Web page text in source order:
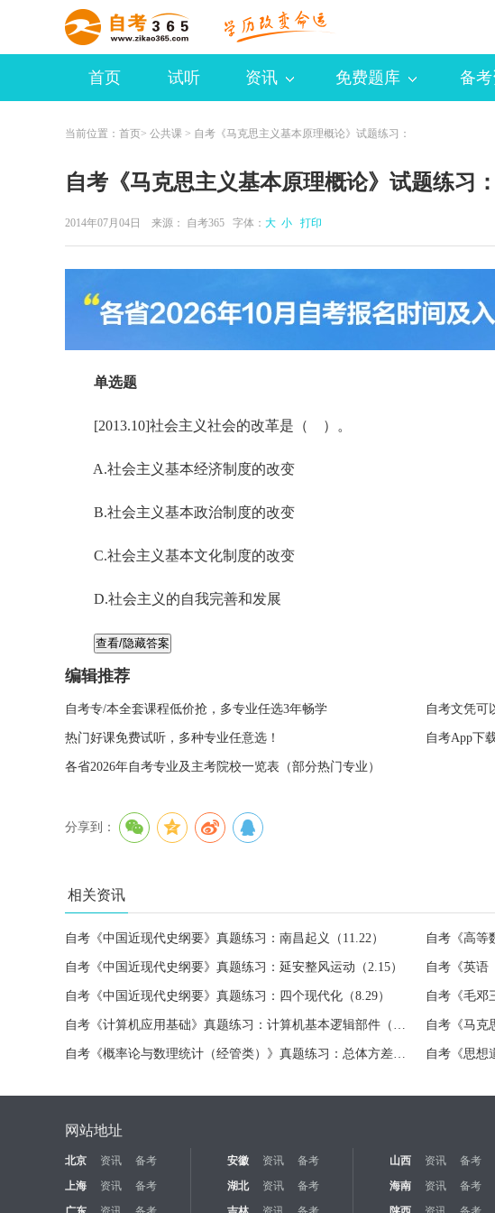
首页 试听 资讯 免费题库 备
当前位置： 首页> 公共课 > 自考《马克思主义基本原理概论》试题练习：
自考《马克思主义基本原理概论》试题练习
2014年07月04日 来源： 自考365 字体： 大 小 打印
单选题
[2013.10]社会主义社会的改革是（ ）。
A.社会主义基本经济制度的改变
B.社会主义基本政治制度的改变
C.社会主义基本文化制度的改变
D.社会主义的自我完善和发展
编辑推荐
自考专/本全套课程低价抢，多专业任选3年畅学 自考文凭可
热门好课免费试听，多种专业任意选！ 自考App下
各省2026年自考专业及主考院校一览表（部分热门专业）
分享到：
相关资讯
自考《中国近现代史纲要》真题练习：南昌起义（11.22） 自考《高等
自考《中国近现代史纲要》真题练习：延安整风运动（2.15） 自考《英语
自考《中国近现代史纲要》真题练习：四个现代化（8.29） 自考《毛邓
自考《计算机应用基础》真题练习：计算机基本逻辑部件（7.8）
自考《概率论与数理统计（经管类）》真题练习：总体方差（7.8）
网站地址
北京 资讯 备考 安徽 资讯 备考 山西 资讯 备考
上海
资讯 备考 湖北 资讯 备考 海南 资讯 备考